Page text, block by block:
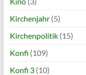
Kirchenjahr(5)
Kirchenpolitik(15)
Konfi (109)
Konfi 3(10)